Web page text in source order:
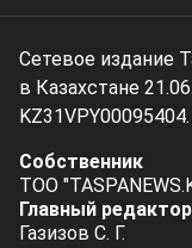
Сетевое издание
в Казахстане
KZ31VPY00095404.
Собственник
ТОО
Главный редактор
Газизов С. Г.